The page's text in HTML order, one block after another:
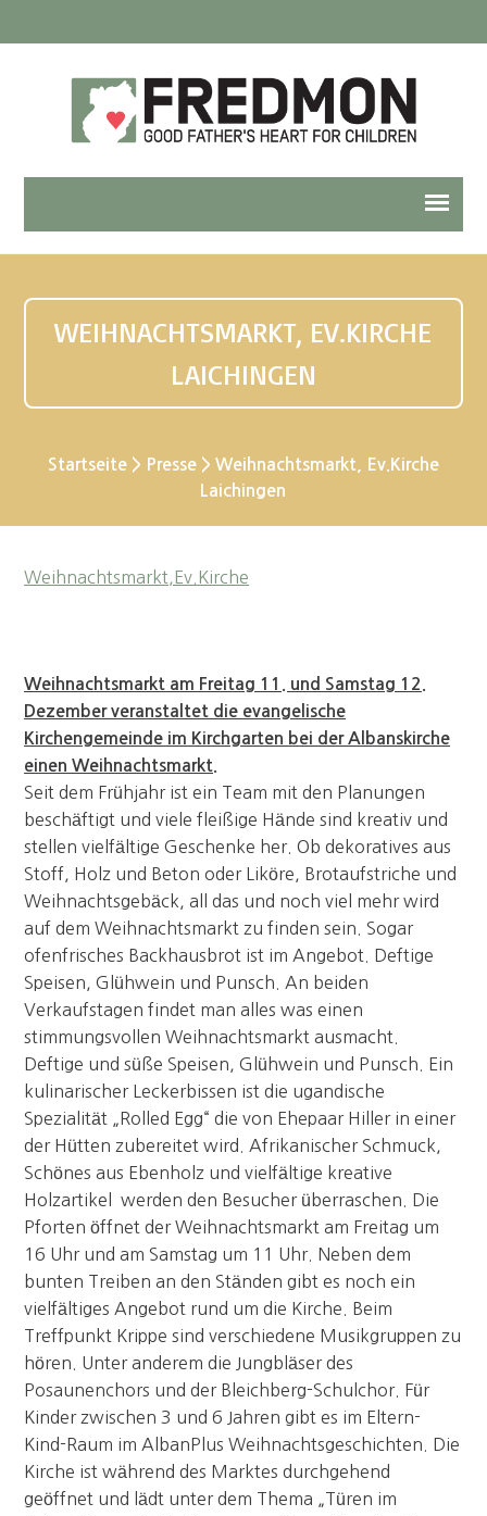
WEIHNACHTSMARKT, EV.KIRCHE
LAICHINGEN
Startseite> Presse> Weihnachtsmarkt, Ev.Kirche
Laichingen
Weihnachtsmarkt,Ev.Kirche
Weihnachtsmarkt am Freitag 11. und Samstag 12.
Dezember veranstaltet die evangelische
Kirchengemeinde im Kirchgarten bei der Albanskirche
einen Weihnachtsmarkt.
Seit dem Frühjahr ist ein Team mit den Planungen
beschäftigt und viele fleißige Hände sind kreativ und
stellen vielfältige Geschenke her. Ob dekoratives aus
Stoff, Holz und Beton oder Liköre, Brotaufstriche und
Weihnachtsgebäck, all das und noch viel mehr wird
auf dem Weihnachtsmarkt zu finden sein. Sogar
ofenfrisches Backhausbrot ist im Angebot. Deftige
Speisen, Glühwein und Punsch. An beiden
Verkaufstagen findet man alles was einen
stimmungsvollen Weihnachtsmarkt ausmacht.
Deftige und süße Speisen, Glühwein und Punsch. Ein
kulinarischer Leckerbissen ist die ugandische
Spezialität „Rolled Egg“ die von Ehepaar Hiller in einer
der Hütten zubereitet wird. Afrikanischer Schmuck,
Schönes aus Ebenholz und vielfältige kreative
Holzartikel werden den Besucher überraschen. Die
Pforten öffnet der Weihnachtsmarkt am Freitag um
16 Uhr und am Samstag um 11 Uhr. Neben dem
bunten Treiben an den Ständen gibt es noch ein
vielfältiges Angebot rund um die Kirche. Beim
Treffpunkt Krippe sind verschiedene Musikgruppen zu
hören. Unter anderem die Jungbläser des
Posaunenchors und der Bleichberg-Schulchor. Für
Kinder zwischen 3 und 6 Jahren gibt es im Eltern-
Kind-Raum im AlbanPlus Weihnachtsgeschichten. Die
Kirche ist während des Marktes durchgehend
geöffnet und lädt unter dem Thema „Türen im